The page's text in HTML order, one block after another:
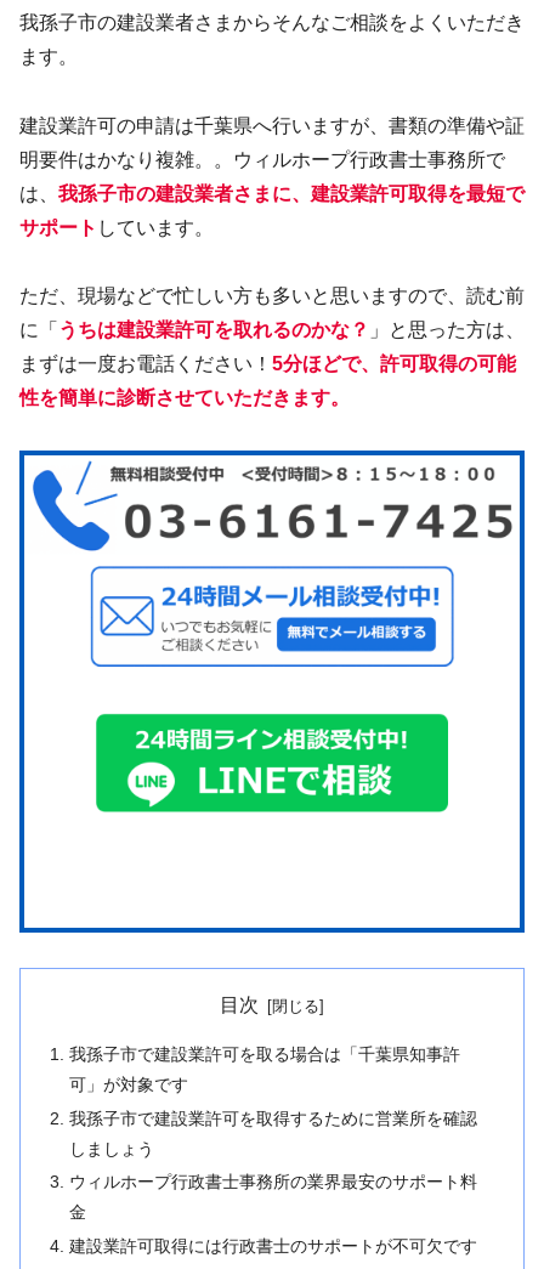
我孫子市の建設業者さまからそんなご相談をよくいただき
ます。
建設業許可の申請は千葉県へ行いますが、書類の準備や証
明要件はかなり複雑。。ウィルホープ行政書士事務所で
は、 我孫子市の建設業者さまに、建設業許可取得を最短で
サポート しています。
ただ、現場などで忙しい方も多いと思いますので、読む前
に「 うちは建設業許可を取れるのかな？ 」と思った方は、
まずは一度お電話ください！ 5分ほどで、許可取得の可能
性を簡単に診断させていただきます。
目次
我孫子市で建設業許可を取る場合は「千葉県知事許
可」が対象です
我孫子市で建設業許可を取得するために営業所を確認
しましょう
ウィルホープ行政書士事務所の業界最安のサポート料
金
建設業許可取得には行政書士のサポートが不可欠です